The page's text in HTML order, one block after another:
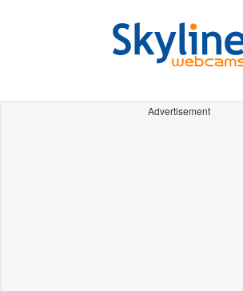
Advertisement